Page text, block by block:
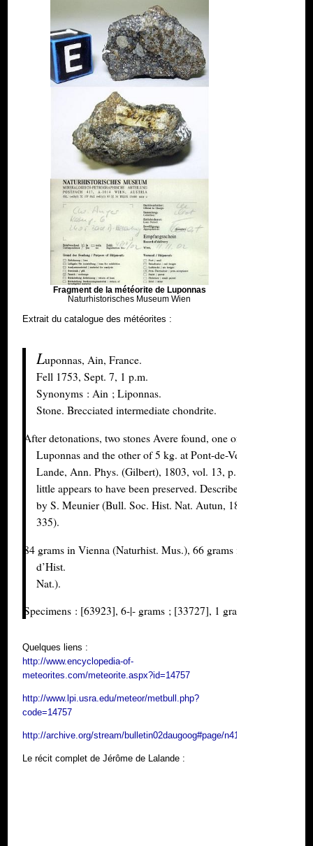
Fragment de la météorite de Luponnas
Naturhistorisches Museum Wien
Extrait du catalogue des météorites :
Luponnas, Ain, France.
Fell 1753, Sept. 7, 1 p.m.
Synonyms : Ain ; Liponnas.
Stone. Brecciated intermediate chondrite.
After detonations, two stones Avere found, one of 9 kg. at
Luponnas and the other of 5 kg. at Pont-de-Vesle (Jerome la
Lande, Ann. Phys. (Gilbert), 1803, vol. 13, p. 343), but very
little appears to have been preserved. Described and analvsed
by S. Meunier (Bull. Soc. Hist. Nat. Autun, 1892, vol. 5, p.
335).
84 grams in Vienna (Naturhist. Mus.), 66 grams in Paris (Mus.
d’Hist.
Nat.).
Specimens : [63923], 6-|- grams ; [33727], 1 gram.
Quelques liens :
http://www.encyclopedia-of-
meteorites.com/meteorite.aspx?id=14757
http://www.lpi.usra.edu/meteor/metbull.php?
code=14757
http://archive.org/stream/bulletin02daugoog#page/n410/mode/1up
Le récit complet de Jérôme de Lalande :